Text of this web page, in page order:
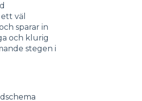
väl
sparar in
och klurig
stegen i